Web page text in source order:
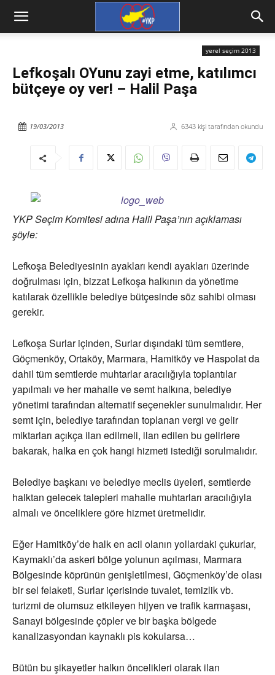
yerel seçim 2013
Lefkoşalı OYunu zayi etme, katılımcı
bütçeye oy ver! – Halil Paşa
6343 kişi tarafından okundu
19/03/2013
YKP Seçim Komitesi adına Halil Paşa’nın açıklaması
şöyle:
Lefkoşa Belediyesinin ayakları kendi ayakları üzerinde
doğrulması için, bizzat Lefkoşa halkının da yönetime
katılarak özellikle belediye bütçesinde söz sahibi olması
gerekir.
Lefkoşa Surlar içinden, Surlar dışındaki tüm semtlere,
Göçmenköy, Ortaköy, Marmara, Hamitköy ve Haspolat da
dahil tüm semtlerde muhtarlar aracılığıyla toplantılar
yapılmalı ve her mahalle ve semt halkına, belediye
yönetimi tarafından alternatif seçenekler sunulmalıdır. Her
semt için, belediye tarafından toplanan vergi ve gelir
miktarları açıkça ilan edilmeli, ilan edilen bu gelirlere
bakarak, halka en çok hangi hizmeti istediği sorulmalıdır.
Belediye başkanı ve belediye meclis üyeleri, semtlerde
halktan gelecek talepleri mahalle muhtarları aracılığıyla
almalı ve önceliklere göre hizmet üretmelidir.
Eğer Hamitköy’de halk en acil olanın yollardaki çukurlar,
Kaymaklı’da askeri bölge yolunun açılması, Marmara
Bölgesinde köprünün genişletilmesi, Göçmenköy’de olası
bir sel felaketi, Surlar içerisinde tuvalet, temizlik vb.
turizmi de olumsuz etkileyen hijyen ve trafik karmaşası,
Sanayi bölgesinde çöpler ve bir başka bölgede
kanalizasyondan kaynaklı pis kokularsa…
Bütün bu şikayetler halkın öncelikleri olarak ilan